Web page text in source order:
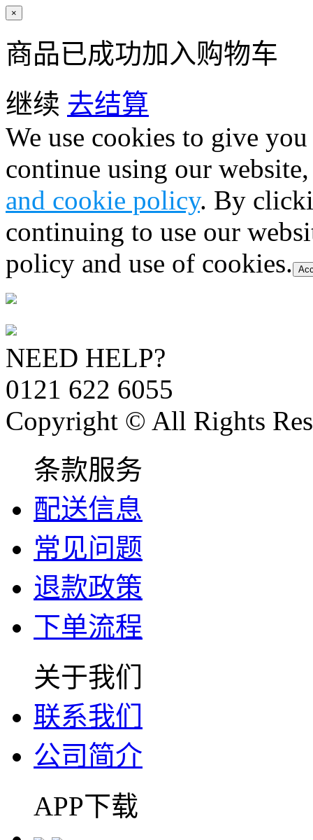
×
商品已成功加入购物车
继续 去结算
We use cookies to give
continue using our
and cookie policy. By
continuing to use our
policy and use of cookies.
NEED HELP?
0121 622 6055
Copyright © All Rights
条款服务
配送信息
常见问题
退款政策
下单流程
关于我们
联系我们
公司简介
APP下载